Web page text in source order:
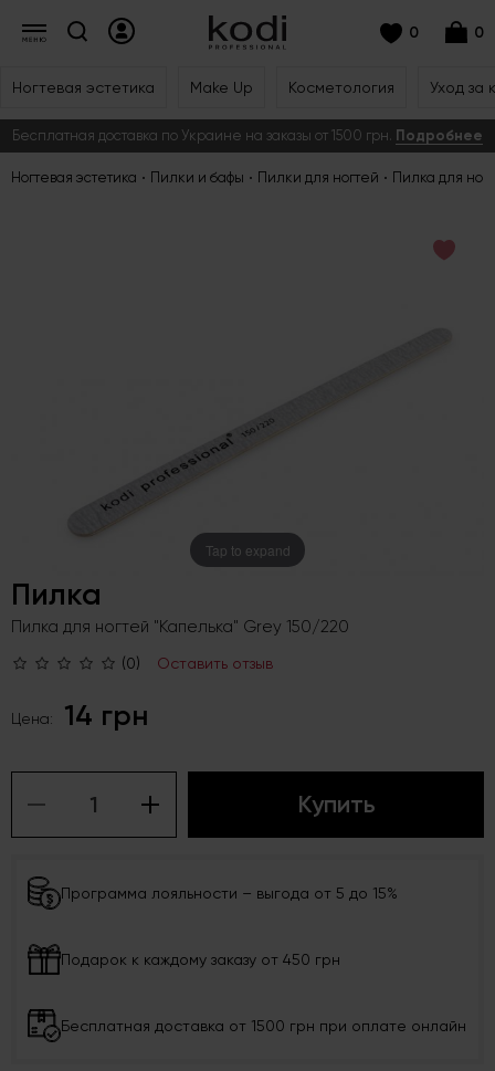
0 0
Ногтевая эстетика Make Up Косметология Уход за
Бесплатная доставка по Украине на заказы от 1500 грн. Подробнее
Ногтевая эстетика Пилки и бафы Пилки для ногтей Пилка для
Tap to expand
Пилка
Пилка для ногтей "Капелька" Grey 150/220
(0) Оставить отзыв
Цена: 14 грн
Купить
Программа лояльности – выгода от 5 до 15%
Подарок к каждому заказу от 450 грн
Бесплатная доставка от 1500 грн при оплате онлайн